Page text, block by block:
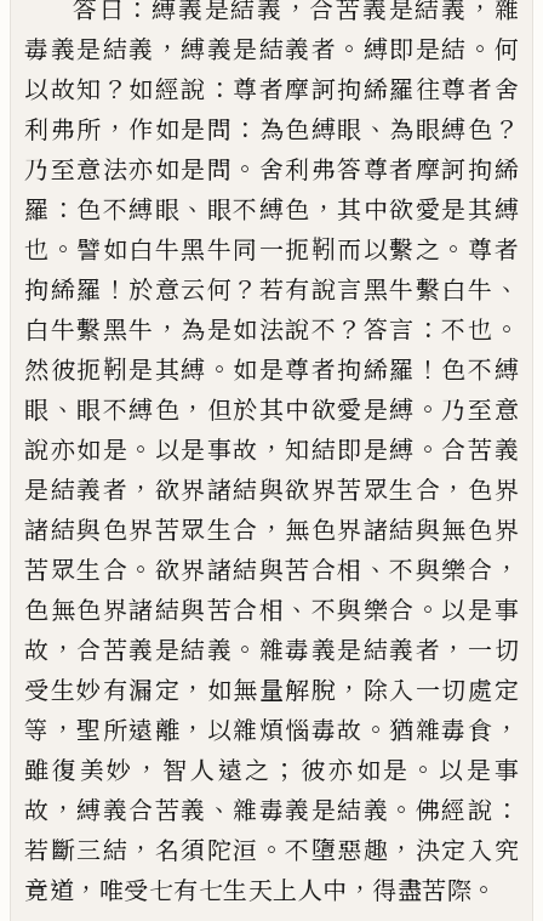
答曰 ： 縛義是結義 ， 合苦義是結義 ， 雜
毒義是結義 ， 縛義是結義者 。 縛即是結 。 何
以故知 ？ 如經說 ： 尊者摩訶拘絺羅往尊者舍
利弗所 ， 作如是問 ： 為色縛眼 、 為眼縛色 ？
乃至意法亦如是問 。 舍利弗答尊者摩訶拘絺
羅 ： 色不縛眼 、 眼不縛色 ，其中欲愛是其縛
也 。 譬如白牛黑牛同一扼靷而以繫之 。 尊者
拘絺羅 ！ 於意云何 ？ 若有說言黑牛繫白牛 、
白牛繫黑牛 ， 為是如法說不 ？ 答言 ：不也 。
然彼扼靷是其縛 。 如是尊者拘絺羅 ！ 色不縛
眼 、 眼不縛色 ， 但於其中欲愛是縛 。 乃至意
說亦如是 。 以是事故 ，知結即是縛 。 合苦義
是結義者 ， 欲界諸結與欲界苦眾生合 ， 色界
諸結與色界苦眾生合 ， 無色界諸結與無色界
苦眾生合 。 欲界諸結與苦合相 、不與樂合 ，
色無色界諸結與苦合相 、 不與樂合 。 以是事
故 ， 合苦義是結義 。 雜毒義是結義者 ， 一切
受生妙有漏定 ， 如無量解脫 ， 除入一切處定
等 ，聖所遠離 ， 以雜煩惱毒故 。猶雜毒食 ，
雖復美妙 ， 智人遠之 ； 彼亦如是 。 以是事
故 ， 縛義合苦義 、 雜毒義是結義 。 佛經說 ：
若斷三結 ， 名須陀洹 。不墮惡趣 ， 決定 入究
竟道 ， 唯受七有七生天上人中 ， 得盡苦際 。